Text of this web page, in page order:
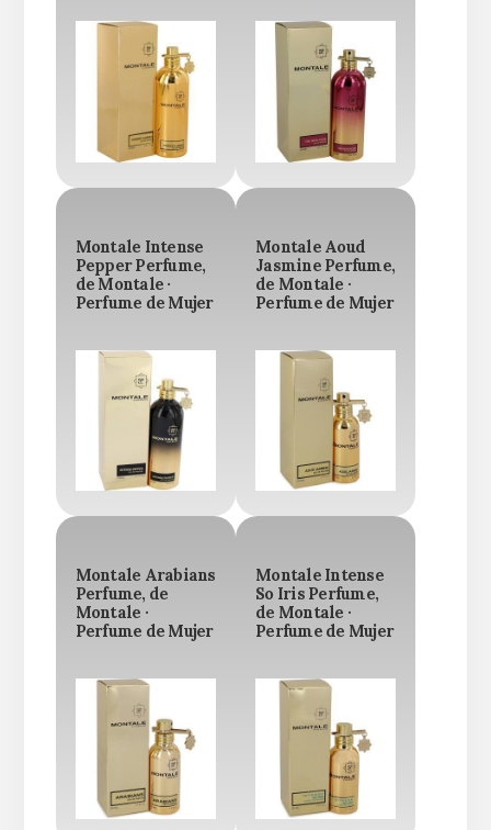
Montale Intense
Pepper Perfume,
de Montale ·
Perfume de Mujer
Montale Aoud
Jasmine Perfume,
de Montale ·
Perfume de Mujer
Montale Arabians
Perfume, de
Montale ·
Perfume de Mujer
Montale Intense
So Iris Perfume,
de Montale ·
Perfume de Mujer